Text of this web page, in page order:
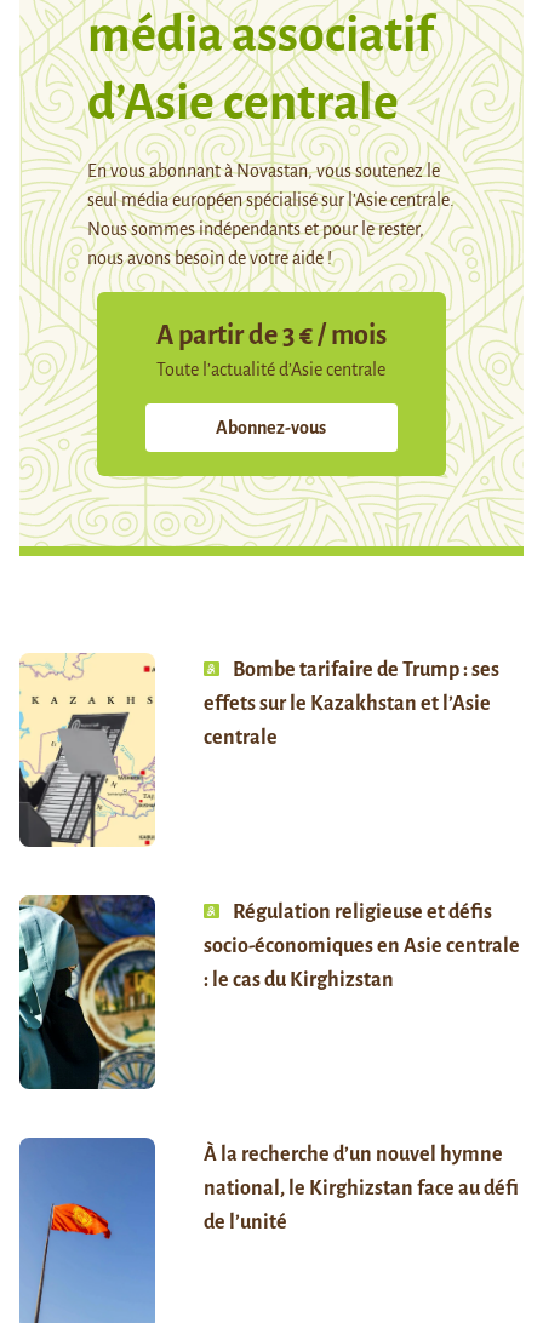
média associatif
d’Asie centrale
En vous abonnant à Novastan, vous soutenez le
seul média européen spécialisé sur l’Asie centrale.
Nous sommes indépendants et pour le rester,
nous avons besoin de votre aide !
A partir de 3 € / mois
Toute l’actualité d’Asie centrale
Abonnez-vous
Bombe tarifaire de Trump : ses
effets sur le Kazakhstan et l’Asie
centrale
Régulation religieuse et défis
socio-économiques en Asie centrale
: le cas du Kirghizstan
À la recherche d’un nouvel hymne
national, le Kirghizstan face au défi
de l’unité